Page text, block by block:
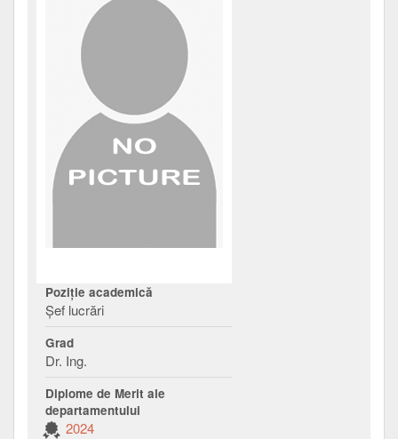
Poziţie academică
Şef lucrări
Grad
Dr. Ing.
Diplome de Merit ale
departamentului
2024